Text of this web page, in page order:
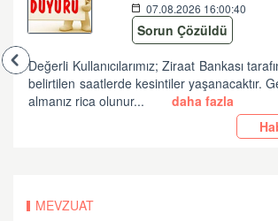
07.08.2026 16:00:40
Sorun Çözüldü
Değerli Kullanıcılarımız; Ziraat Bankası
belirtilen saatlerde kesintiler yaşanacaktır.
almanız rica olunur...
daha fazla
MEVZUAT